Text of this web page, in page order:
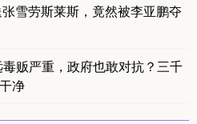
雪劳斯莱斯，竟然被李亚鹏夺
贩严重，政府也敢对抗？三千
净